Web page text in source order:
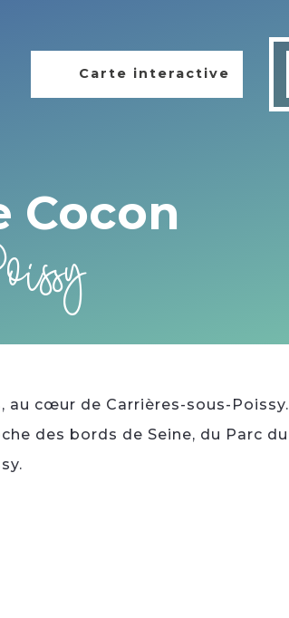
Carte interactive
Cocon
au cœur de Carrières-sous-Poissy.
des bords de Seine, du Parc du